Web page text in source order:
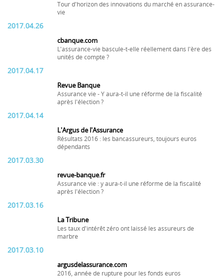
Tour d'horizon des innovations du marché en assurance-
vie
2017.04.26
cbanque.com
L'assurance-vie bascule-t-elle réellement dans l'ère des
unités de compte ?
2017.04.17
Revue Banque
Assurance vie - Y aura-t-il une réforme de la fiscalité
après l'élection ?
2017.04.14
L'Argus de l'Assurance
Résultats 2016 : les bancassureurs, toujours euros
dépendants
2017.03.30
revue-banque.fr
Assurance vie : y aura-t-il une réforme de la fiscalité
après l'élection ?
2017.03.16
La Tribune
Les taux d'intérêt zéro ont laissé les assureurs de
marbre
2017.03.10
argusdelassurance.com
2016, année de rupture pour les fonds euros